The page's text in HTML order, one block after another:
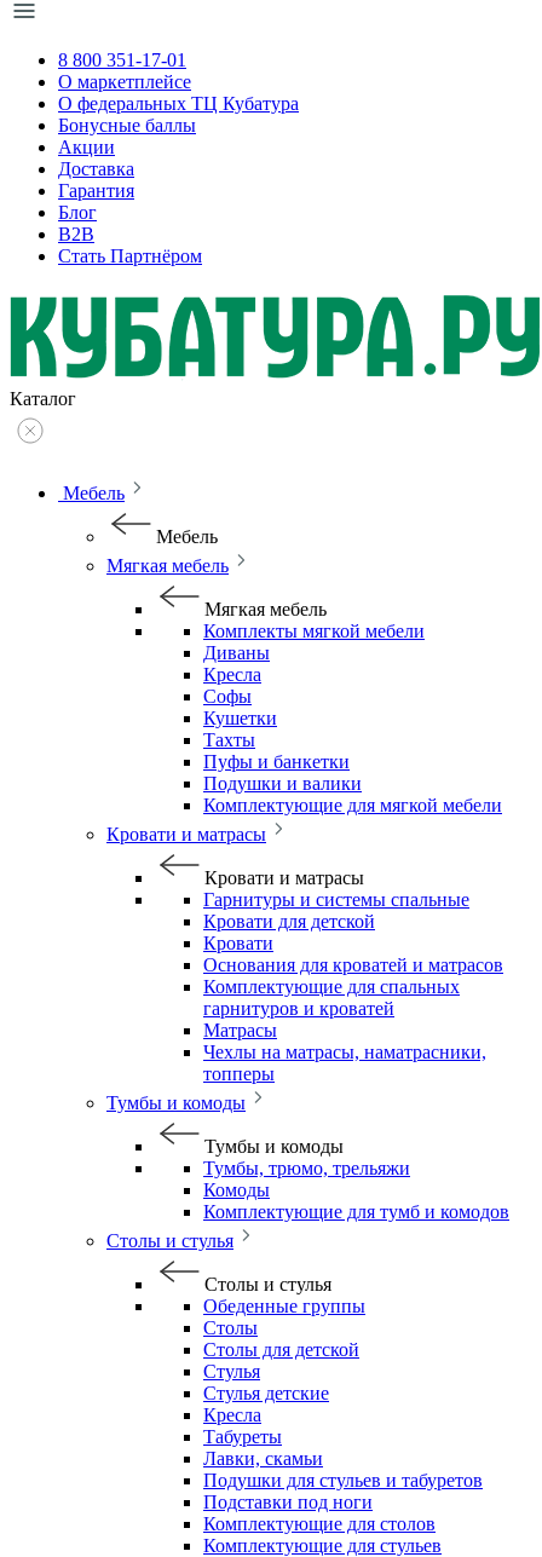
8 800 351-17-01
О маркетплейсе
О федеральных ТЦ Кубатура
Бонусные баллы
Акции
Доставка
Гарантия
Блог
B2B
Стать Партнёром
Каталог
Мебель
Мебель
Мягкая мебель
Мягкая мебель
Комплекты мягкой мебели
Диваны
Кресла
Софы
Кушетки
Тахты
Пуфы и банкетки
Подушки и валики
Комплектующие для мягкой мебели
Кровати и матрасы
Кровати и матрасы
Гарнитуры и системы спальные
Кровати для детской
Кровати
Основания для кроватей и матрасов
Комплектующие для спальных
гарнитуров и кроватей
Матрасы
Чехлы на матрасы, наматрасники,
топперы
Тумбы и комоды
Тумбы и комоды
Тумбы, трюмо, трельяжи
Комоды
Комплектующие для тумб и комодов
Столы и стулья
Столы и стулья
Обеденные группы
Столы
Столы для детской
Стулья
Стулья детские
Кресла
Табуреты
Лавки, скамьи
Подушки для стульев и табуретов
Подставки под ноги
Комплектующие для столов
Комплектующие для стульев